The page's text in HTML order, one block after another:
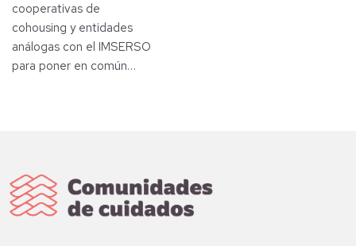
cooperativas de
cohousing y entidades
análogas con el IMSERSO
para poner en común…